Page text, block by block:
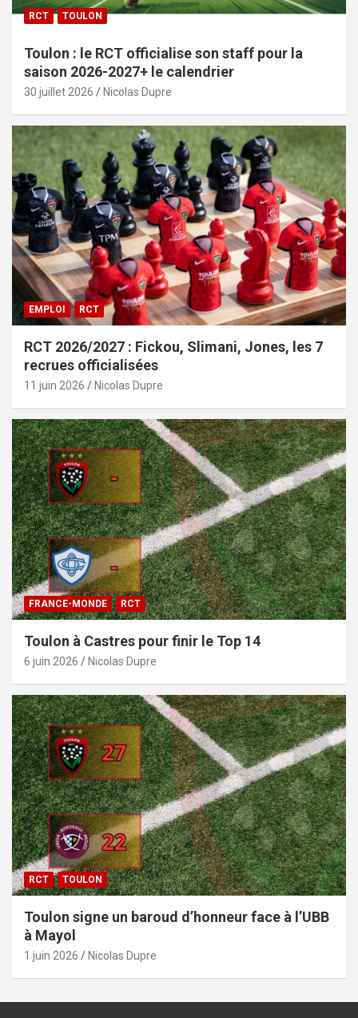
RCT TOULON
Toulon : le RCT officialise son staff pour la
saison 2026-2027+ le calendrier
30 juillet 2026 Nicolas Dupre
EMPLOI RCT
RCT 2026/2027 : Fickou, Slimani, Jones, les 7
recrues officialisées
11 juin 2026 Nicolas Dupre
FRANCE-MONDE RCT
Toulon à Castres pour finir le Top 14
6 juin 2026 Nicolas Dupre
RCT TOULON
Toulon signe un baroud d’honneur face à l’UBB
à Mayol
1 juin 2026 Nicolas Dupre